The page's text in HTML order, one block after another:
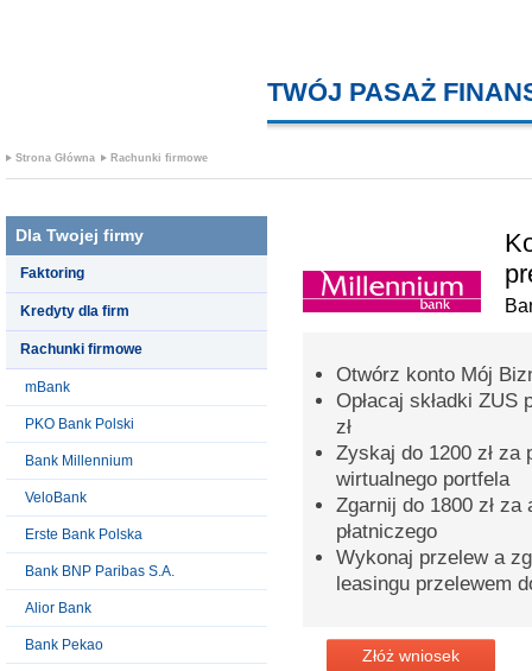
TWÓJ PASAŻ
Strona Główna Rachunki firmowe
Dla Twojej firmy
Faktoring
Kredyty dla firm
Rachunki firmowe
mBank
PKO Bank Polski
Bank Millennium
VeloBank
Erste Bank Polska
Bank BNP Paribas S.A.
Alior Bank
Bank Pekao
Otwórz konto Mój
Opłacaj składki
zł
Zyskaj do 1200 zł za
wirtualnego portfela
Zgarnij do 1800 zł
płatniczego
Wykonaj przelew a
leasingu przelewem
Złóż wniosek